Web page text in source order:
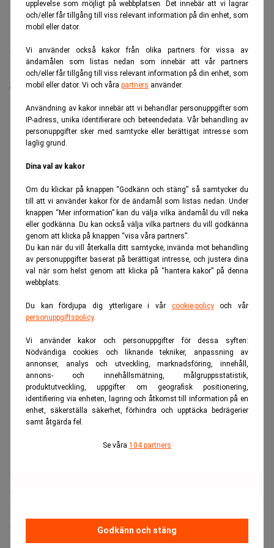
upplevelse som möjligt på webbplatsen. Det innebär att vi lagrar
och/eller får tillgång till viss relevant information på din enhet, som
mobil eller dator.
Vi använder också kakor från olika partners för vissa av
ändamålen som listas nedan som innebär att vår partners
och/eller får tillgång till viss relevant information på din enhet, som
mobil eller dator. Vi och våra partners använder.
Användning av kakor innebär att vi behandlar personuppgifter som
IP-adress, unika identifierare och beteendedata. Vår behandling av
personuppgifter sker med samtycke eller berättigat intresse som
laglig grund.
Dina val av kakor
Om du klickar på knappen “Godkänn och stäng” så samtycker du
till att vi använder kakor för de ändamål som listas nedan. Under
knappen “Mer information” kan du välja vilka ändamål du vill neka
eller godkänna. Du kan också välja vilka partners du vill godkänna
genom att klicka på knappen “visa våra partners”.
Du kan när du vill återkalla ditt samtycke, invända mot behandling
av personuppgifter baserat på berättigat intresse, och justera dina
val när som helst genom att klicka på “hantera kakor” på denna
webbplats.
Du kan fördjupa dig ytterligare i vår cookie-policyoch vår
personuppgiftspolicy.
Vi använder kakor och personuppgifter för dessa syften:
Nödvändiga cookies och liknande tekniker, anpassning av
annonser, analys och utveckling, marknadsföring, innehåll,
annons- och innehållsmätning, målgruppsstatistik,
produktutveckling, uppgifter om geografisk positionering,
identifiering via enheten, lagring och åtkomst till information på en
enhet, säkerställa säkerhet, förhindra och upptäcka bedrägerier
samt åtgärda fel.
Se våra 104 partners
Godkänn och stäng
nu är att BDO till hösten ska göra en “rejäl
ambitionshöjning”.
– För att lyckas är det viktigt att vi har rätt personer på rätt
plats. Vi är en ledande organisation och vägen som våra
chefer och seniora nyckelpersoner inom BDO visar är
avgörande för hur framgångsrika vi blir, säger Malin
Nilsson.
Peter Karlsson kommer närmast från EY där han har varit
kontorschef och påskrivande revisor för ägarledda bolag
men även ansvarat för större bolag. Jonas Mårtensson
kommer från en annan revisionsjätte, KPMG där han
arbetat som revisor och partner under många år.
ANNONS
Ulrika Strömberg har tidigare varit verksam inom bland
annat Visma Azets där hon ingått i ledningsgruppen och
arbetat med tekniknära förändringsarbete. I sin roll som
affärsområdeschef för företagsservice blir hon nationellt
ansvarig och kommer i sin roll på BDO att stötta
förändringsarbetet, utveckla process- och